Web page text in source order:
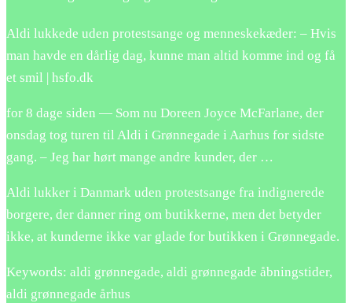
Aldi lukkede uden protestsange og menneskekæder: – Hvis
man havde en dårlig dag, kunne man altid komme ind og få
et smil | hsfo.dk
for 8 dage siden — Som nu Doreen Joyce McFarlane, der
onsdag tog turen til Aldi i Grønnegade i Aarhus for sidste
gang. – Jeg har hørt mange andre kunder, der …
Aldi lukker i Danmark uden protestsange fra indignerede
borgere, der danner ring om butikkerne, men det betyder
ikke, at kunderne ikke var glade for butikken i Grønnegade.
Keywords: aldi grønnegade, aldi grønnegade åbningstider,
aldi grønnegade århus